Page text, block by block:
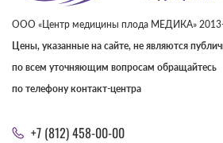
ООО «Центр медицины плода МЕДИКА»
Цены, указанные на сайте, не являются
по всем уточняющим вопросам обращайтесь
по телефону контакт-центра
+7 (812) 458-00-00